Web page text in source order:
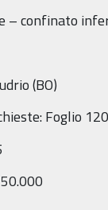
– confinato
(BO)
Foglio